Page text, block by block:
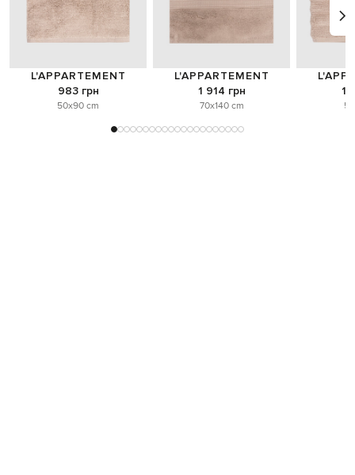
L'APPARTEMENT
983 грн
50x90 cm
L'APPARTEMENT
1 914 грн
70x140 cm
1